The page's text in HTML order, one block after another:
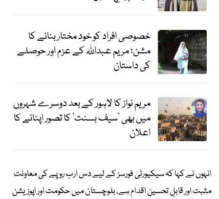
خصوصی افراد کو خود مختار بنانے کا
مشن؛ مریم عبداللہ کے عزم اور حوصلے
کی داستان
مریم نواز کا لاہور کے بعد دوسرے شہروں
میں بھی ’سیف بسنت‘ کا تصور اپنانے کا
اعلان
انہوں نے کہا کہ سیکیورٹی فورسز کے لیے دس ارب روپے کی معاونت
مثبت اور قابلِ تحسین اقدام ہے، بلوچستان میں حکومت اور اپوزیشن